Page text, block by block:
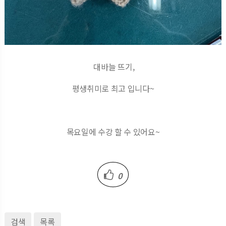
대바늘 뜨기,
평생취미로 최고 입니다~
목요일에 수강 할 수 있어요~
0
검색 목록